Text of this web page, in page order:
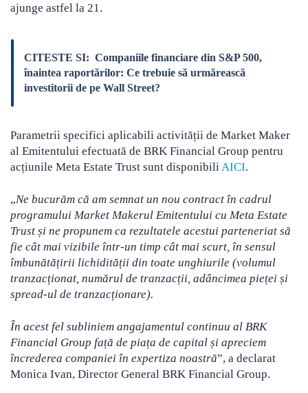
ajunge astfel la 21.
CITESTE SI: Companiile financiare din S&P 500,
înaintea raportărilor: Ce trebuie să urmărească
investitorii de pe Wall Street?
Parametrii specifici aplicabili activității de Market Maker
al Emitentului efectuată de BRK Financial Group pentru
acțiunile Meta Estate Trust sunt disponibili AICI.
„Ne bucurăm că am semnat un nou contract în cadrul
programului Market Makerul Emitentului cu Meta Estate
Trust și ne propunem ca rezultatele acestui parteneriat să
fie cât mai vizibile într-un timp cât mai scurt, în sensul
îmbunătățirii lichidității din toate unghiurile (volumul
tranzacționat, numărul de tranzacții, adâncimea pieței și
spread-ul de tranzacționare).
În acest fel subliniem angajamentul continuu al BRK
Financial Group față de piața de capital și apreciem
încrederea companiei în expertiza noastră”, a declarat
Monica Ivan, Director General BRK Financial Group.